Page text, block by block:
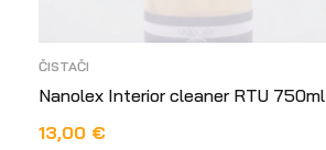
ČISTAČI
Nanolex Interior cleaner RTU 750ml
13,00 €